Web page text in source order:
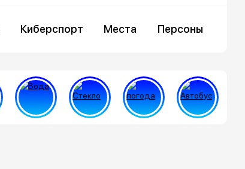
Киберспорт Места Персоны